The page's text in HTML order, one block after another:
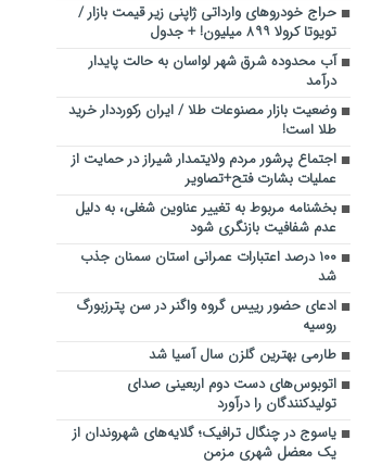
حراج خودروهای وارداتی ژاپنی زیر قیمت بازار /
تویوتا کرولا ۸۹۹ میلیون! + جدول
آب محدوده شرق شهر لواسان به حالت پایدار
درآمد
وضعیت بازار مصنوعات طلا / ایران رکورددار خرید
طلا است!
اجتماع پرشور مردم ولایتمدار شیراز در حمایت از
عملیات بشارت فتح+تصاویر
بخشنامه مربوط به تغییر عناوین شغلی، به دلیل
عدم شفافیت بازنگری شود
۱۰۰ درصد اعتبارات عمرانی استان سمنان جذب
شد
ادعای حضور رییس گروه واگنر در سن پترزبورگ
روسیه
طارمی بهترین گلزن سال آسیا شد
اتوبوس‌های دست دوم اربعینی صدای
تولیدکنندگان را درآورد
یاسوج در چنگال ترافیک؛ گلایه‌های شهروندان از
یک معضل شهری مزمن